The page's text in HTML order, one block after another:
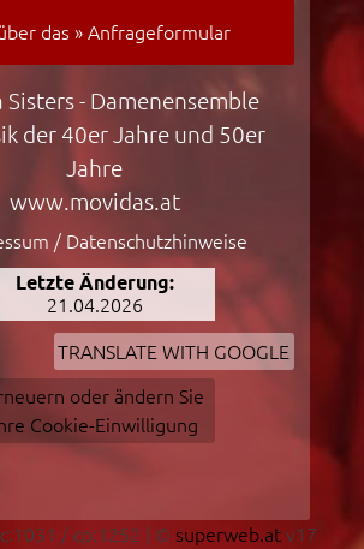
das » Anfrageformular
Sisters - Damenensemble
der 40er Jahre und 50er
Jahre
www.movidas.at
/ Datenschutzhinweise
Letzte Änderung:
21.04.2026
TRANSLATE WITH GOOGLE
oder ändern Sie
Cookie-Einwilligung
/ cp:1252 | © superweb.atv17